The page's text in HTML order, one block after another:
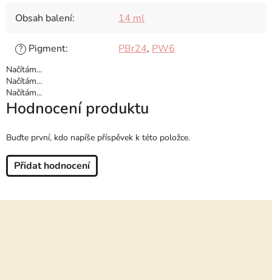
Obsah balení: 14 ml
? Pigment: PBr24, PW6
Načítám...
Načítám...
Načítám...
Hodnocení produktu
Buďte první, kdo napíše příspěvek k této položce.
Přidat hodnocení